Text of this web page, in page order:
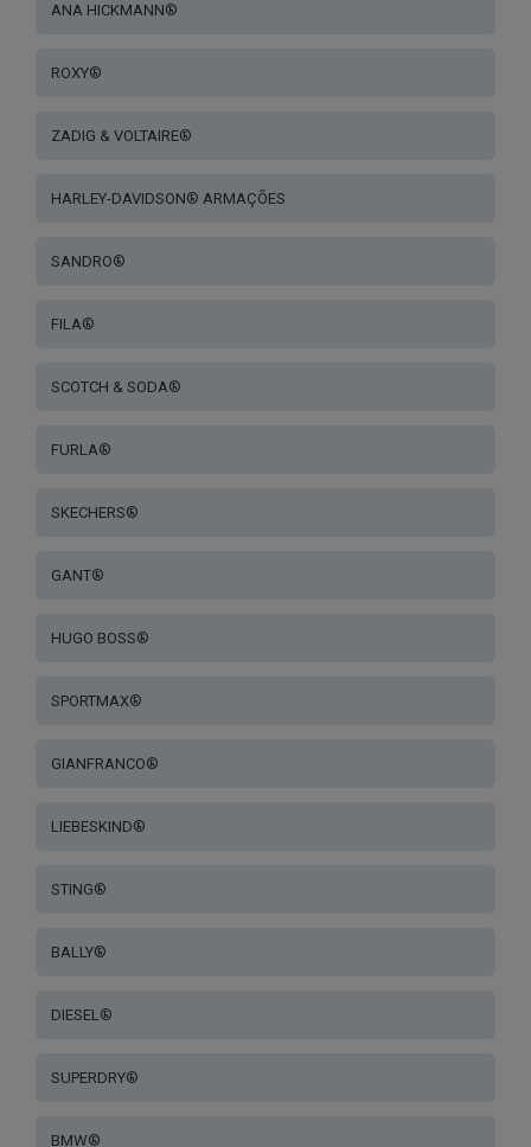
ANA HICKMANN®
ROXY®
ZADIG & VOLTAIRE®
HARLEY-DAVIDSON® ARMAÇÕES
SANDRO®
FILA®
SCOTCH & SODA®
FURLA®
SKECHERS®
GANT®
HUGO BOSS®
SPORTMAX®
GIANFRANCO®
LIEBESKIND®
STING®
BALLY®
DIESEL®
SUPERDRY®
BMW®